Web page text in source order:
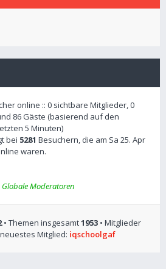
online :: 0 sichtbare Mitglieder, 0
86 Gäste (basierend auf den
5 Minuten)
bei 5281 Besuchern, die am Sa 25. Apr
waren.
Globale Moderatoren
• Themen insgesamt1953 • Mitglieder
Mitglied: iqschoolgaf